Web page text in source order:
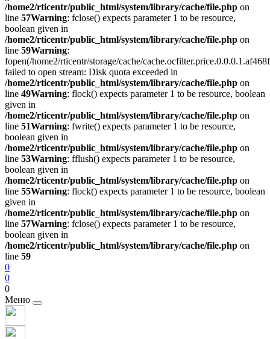
/home2/rticentr/public_html/system/library/cache/file.php on
line 57Warning: fclose() expects parameter 1 to be resource,
boolean given in
/home2/rticentr/public_html/system/library/cache/file.php on
line 59Warning:
fopen(/home2/rticentr/storage/cache/
failed to open stream: Disk quota exceeded in
/home2/rticentr/public_html/system/library/cache/file.php on
line 49Warning: flock() expects parameter 1 to be resource, boolean
given in
/home2/rticentr/public_html/system/library/cache/file.php on
line 51Warning: fwrite() expects parameter 1 to be resource,
boolean given in
/home2/rticentr/public_html/system/library/cache/file.php on
line 53Warning: fflush() expects parameter 1 to be resource,
boolean given in
/home2/rticentr/public_html/system/library/cache/file.php on
line 55Warning: flock() expects parameter 1 to be resource, boolean
given in
/home2/rticentr/public_html/system/library/cache/file.php on
line 57Warning: fclose() expects parameter 1 to be resource,
boolean given in
/home2/rticentr/public_html/system/library/cache/file.php on
line 59
0
0
0
Меню